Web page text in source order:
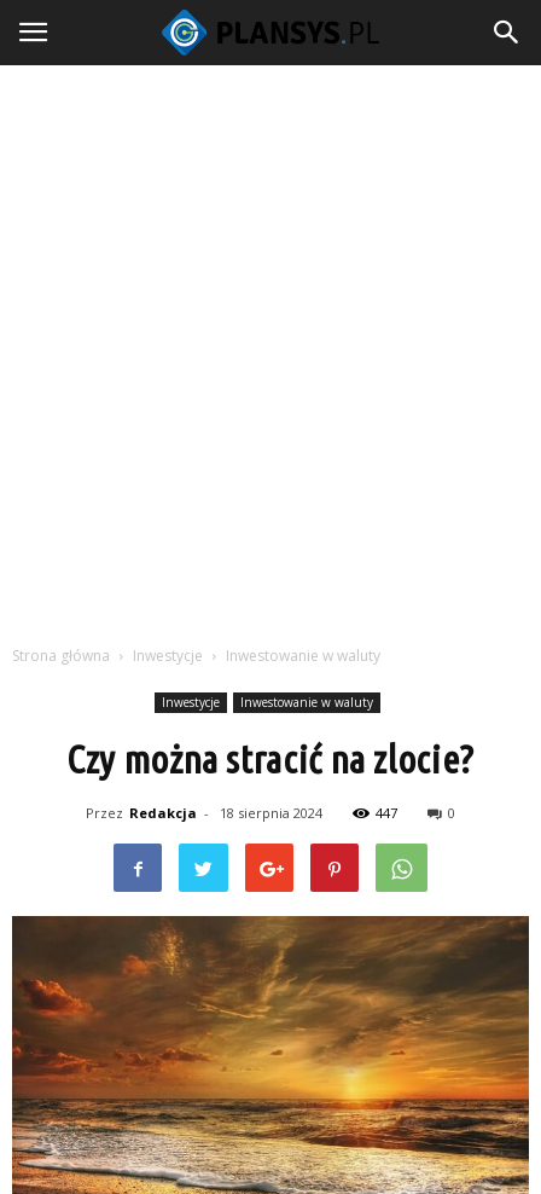
Strona główna Inwestycje Inwestowanie w waluty
Inwestycje Inwestowanie w waluty
Czy można stracić na zlocie?
Przez Redakcja - 18 sierpnia 2024 447 0